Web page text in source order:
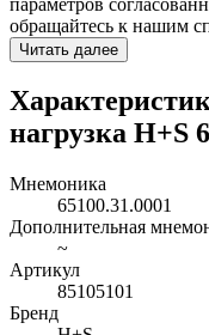
обращайтесь к нашим
Читать далее
нагрузка H+S
Мнемоника
65100.31.0001
Дополнительная
~
Артикул
85105101
Бренд